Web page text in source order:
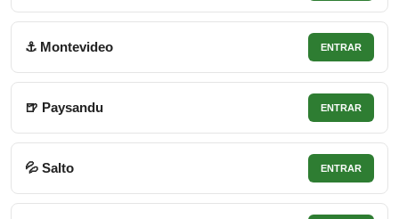
⚓ Montevideo ENTRAR
🍺 Paysandu ENTRAR
💦 Salto ENTRAR